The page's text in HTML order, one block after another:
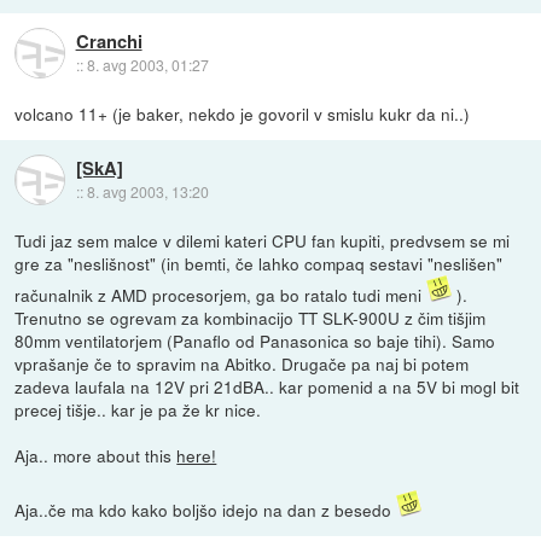
Cranchi
::8. avg 2003, 01:27
volcano 11+ (je baker, nekdo je govoril v smislu kukr da ni..)
[SkA]
::8. avg 2003, 13:20
Tudi jaz sem malce v dilemi kateri CPU fan kupiti, predvsem se mi
gre za "neslišnost" (in bemti, če lahko compaq sestavi "neslišen"
računalnik z AMD procesorjem, ga bo ratalo tudi meni
).
Trenutno se ogrevam za kombinacijo TT SLK-900U z čim tišjim
80mm ventilatorjem (Panaflo od Panasonica so baje tihi). Samo
vprašanje če to spravim na Abitko. Drugače pa naj bi potem
zadeva laufala na 12V pri 21dBA.. kar pomenid a na 5V bi mogl bit
precej tišje.. kar je pa že kr nice.
Aja.. more about this here!
Aja..če ma kdo kako boljšo idejo na dan z besedo